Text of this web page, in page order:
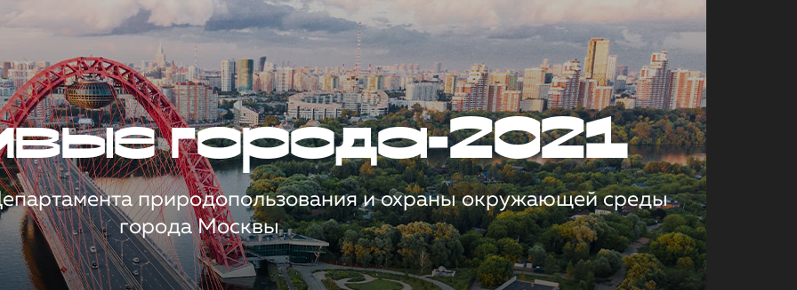
города-2021
природопользования и охраны окружающей среды
города Москвы